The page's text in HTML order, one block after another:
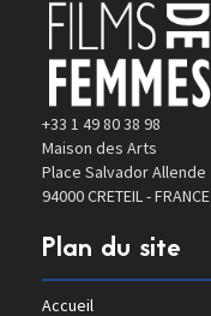
+33 1 49 80 38 98
Maison des Arts
Place Salvador Allende
94000 CRETEIL - FRANCE
Plan du site
Accueil